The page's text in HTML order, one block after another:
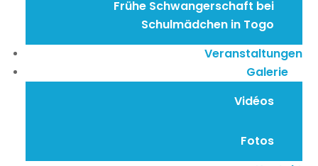
Frühe Schwangerschaft bei
Schulmädchen in Togo
Veranstaltungen
Galerie
Vidéos
Fotos